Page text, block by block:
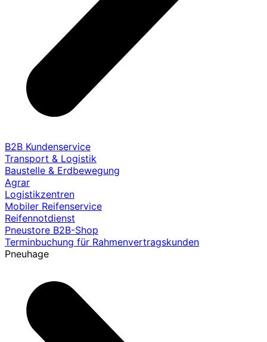
B2B Kundenservice
Transport & Logistik
Baustelle & Erdbewegung
Agrar
Logistikzentren
Mobiler Reifenservice
Reifennotdienst
Pneustore B2B-Shop
Terminbuchung für Rahmenvertragskunden
Pneuhage